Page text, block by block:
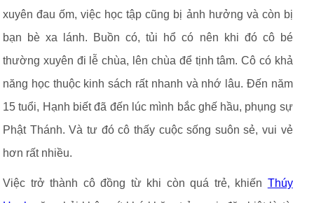
xuyên đau ốm, việc học tập cũng bị ảnh hưởng và còn bị
bạn bè xa lánh. Buồn có, tủi hổ có nên khi đó cô bé
thường xuyên đi lễ chùa, lên chùa để tịnh tâm. Cô có khả
năng học thuộc kinh sách rất nhanh và nhớ lâu. Đến năm
15 tuổi, Hạnh biết đã đến lúc mình bắc ghế hầu, phụng sự
Phật Thánh. Và tư đó cô thấy cuộc sống suôn sẻ, vui vẻ
hơn rất nhiều.
Việc trở thành cô đồng từ khi còn quá trẻ, khiến Thúy